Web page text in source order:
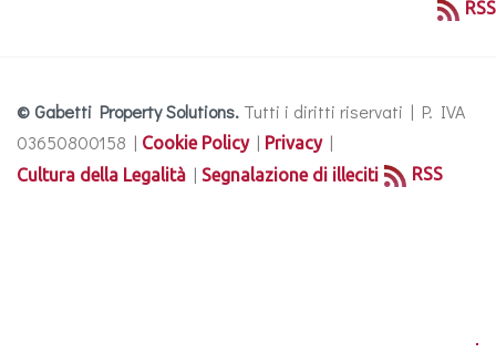
RSS
© Gabetti Property Solutions. Tutti i diritti riservati | P. IVA
03650800158 | Cookie Policy| Privacy|
Cultura della Legalità | Segnalazione di illeciti RSS